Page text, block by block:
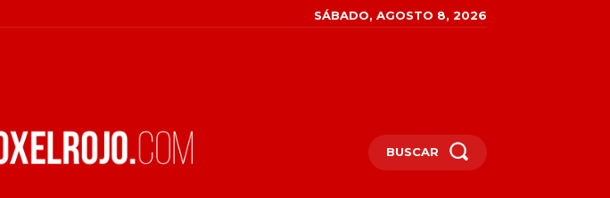
SÁBADO, AGOSTO 8, 2026
BUSCAR